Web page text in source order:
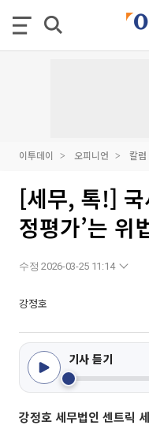
이투데이 오피니언 칼럼
[세무, 톡!] 국
정평가’는 위
수정 2026-03-25 11:14
강정호
기사 듣기
강정호 세무법인 센트릭